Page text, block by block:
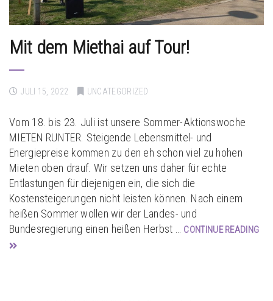
Mit dem Miethai auf Tour!
JULI 15, 2022 UNCATEGORIZED
Vom 18. bis 23. Juli ist unsere Sommer-Aktionswoche
MIETEN RUNTER. Steigende Lebensmittel- und
Energiepreise kommen zu den eh schon viel zu hohen
Mieten oben drauf. Wir setzen uns daher für echte
Entlastungen für diejenigen ein, die sich die
Kostensteigerungen nicht leisten können. Nach einem
heißen Sommer wollen wir der Landes- und
Bundesregierung einen heißen Herbst …
CONTINUE READING